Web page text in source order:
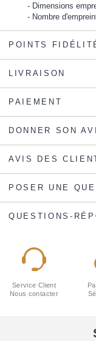
Dimensions
Nombre
POINTS
LIVRAISON
PAIEMENT
DONNER SON
AVIS DES
POSER UNE
QUESTIONS-
Service Client
Nous contacter